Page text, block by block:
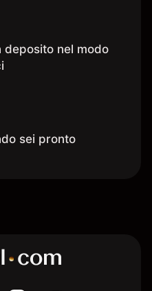
deposito nel modo
sei pronto